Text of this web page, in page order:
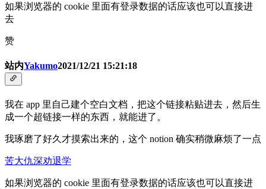
如果浏览器的 cookie 里面有登录数据的话应该也可以直接进
去
赞
站内Yakumo2021/12/21 15:21:18
我在 app 里自己建个空白文档，把这个链接粘贴进去，然后生
成一个超链接一样的东西，就能进了。
我琢磨了好久才摸索出来的，这个 notion 确实稍微麻烦了一点
苦大仇深劝退学
如果浏览器的 cookie 里面有登录数据的话应该也可以直接进